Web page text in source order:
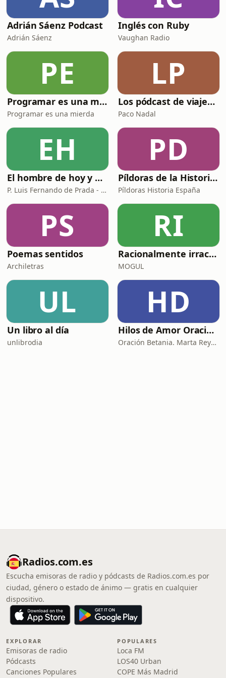
Adrián Sáenz Podcast
Adrián Sáenz
Inglés con Ruby
Vaughan Radio
PE
Programar es una mierda
Programar es una mierda
LP
Los pódcast de viajes de Paco Nadal
Paco Nadal
EH
El hombre de hoy y Dios
P. Luis Fernando de Prada - Radio María ESP
PD
Píldoras de la Historia de España
Píldoras Historia España
PS
Poemas sentidos
Archiletras
RI
Racionalmente irracional
MOGUL
UL
Un libro al día
unlibrodia
HD
Hilos de Amor Oraciones que sanan el alma. Encuentros íntimos con Dios.
Oración Betania. Marta Reyes y Cristina Martínez
Radios.com.es
Escucha emisoras de radio y pódcasts de Radios.com.es por
ciudad, género o estado de ánimo — gratis en cualquier
dispositivo.
EXPLORAR
Emisoras de radio
Pódcasts
Canciones Populares
POPULARES
Loca FM
LOS40 Urban
COPE Más Madrid